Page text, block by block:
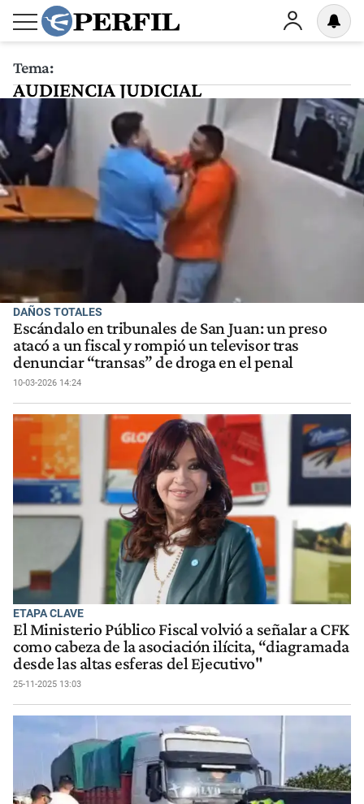
Tema:
AUDIENCIA JUDICIAL
DAÑOS TOTALES
Escándalo en tribunales de San Juan: un preso
atacó a un fiscal y rompió un televisor tras
denunciar “transas” de droga en el penal
10-03-2026 14:24
ETAPA CLAVE
El Ministerio Público Fiscal volvió a señalar a CFK
como cabeza de la asociación ilícita, “diagramada
desde las altas esferas del Ejecutivo"
25-11-2025 13:03